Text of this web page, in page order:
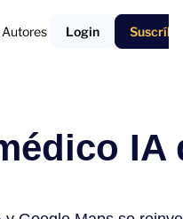
Autores Login
IA